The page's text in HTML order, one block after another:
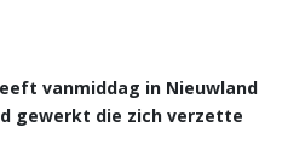
vanmiddag in Nieuwland
gewerkt die zich verzette